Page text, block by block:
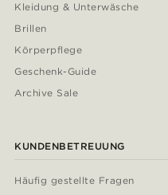
Kleidung & Unterwäsche
Brillen
Körperpflege
Geschenk-Guide
Archive Sale
KUNDENBETREUUNG
Häufig gestellte Fragen